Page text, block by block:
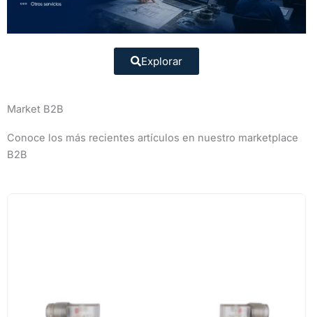
Explorar
Market B2B
Conoce los más recientes artículos en nuestro marketplace
B2B